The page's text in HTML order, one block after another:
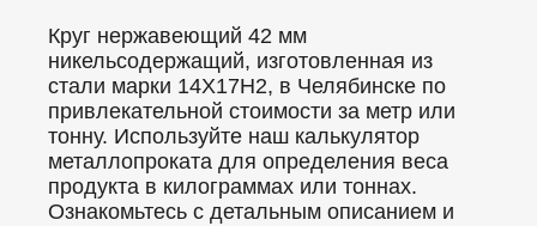
Круг нержавеющий 42 мм
никельсодержащий, изготовленная из
стали марки 14Х17Н2, в Челябинске по
привлекательной стоимости за метр или
тонну. Используйте наш калькулятор
металлопроката для определения веса
продукта в килограммах или тоннах.
Ознакомьтесь с детальным описанием и